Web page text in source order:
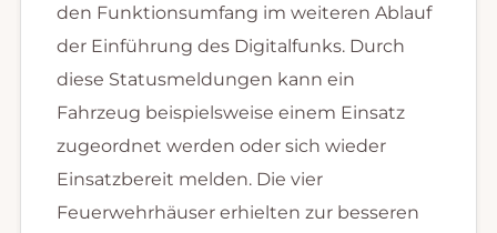
den Funktionsumfang im weiteren Ablauf
der Einführung des Digitalfunks. Durch
diese Statusmeldungen kann ein
Fahrzeug beispielsweise einem Einsatz
zugeordnet werden oder sich wieder
Einsatzbereit melden. Die vier
Feuerwehrhäuser erhielten zur besseren